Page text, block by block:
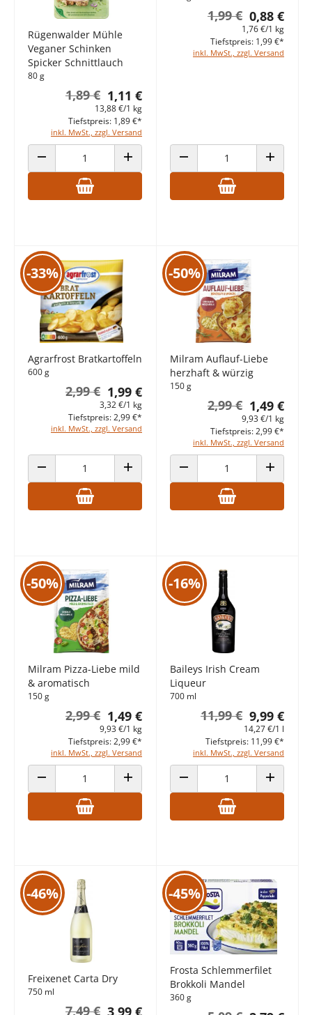
Rügenwalder Mühle
Veganer Schinken
Spicker Schnittlauch
80 g
1,11 €
1,89 €
13,88 €/1 kg
inkl. MwSt., zzgl. Versand
Tiefstpreis: 1,89 €*
ANZAHL VERRINGERN ANZAHL ERHÖHEN
0,88 €
1,99 €
1,76 €/1 kg
inkl. MwSt., zzgl. Versand
Tiefstpreis: 1,99 €*
ANZAHL VERRINGERN ANZAHL
-33%
Agrarfrost Bratkartoffeln
600 g
1,99 €
2,99 €
3,32 €/1 kg
inkl. MwSt., zzgl. Versand
Tiefstpreis: 2,99 €*
ANZAHL VERRINGERN ANZAHL ERHÖHEN
-50%
Milram Auflauf-Liebe
herzhaft & würzig
150 g
1,49 €
2,99 €
9,93 €/1 kg
inkl. MwSt., zzgl. Versand
Tiefstpreis: 2,99 €*
ANZAHL VERRINGERN ANZAHL
-50%
Milram Pizza-Liebe mild
& aromatisch
150 g
1,49 €
2,99 €
9,93 €/1 kg
inkl. MwSt., zzgl. Versand
Tiefstpreis: 2,99 €*
ANZAHL VERRINGERN ANZAHL ERHÖHEN
-16%
Baileys Irish Cream
Liqueur
700 ml
9,99 €
11,99 €
14,27 €/1 l
inkl. MwSt., zzgl. Versand
Tiefstpreis: 11,99 €*
ANZAHL VERRINGERN ANZAHL
-46%
Freixenet Carta Dry
750 ml
7,49 €
-45%
Frosta Schlemmerfilet
Brokkoli Mandel
360 g